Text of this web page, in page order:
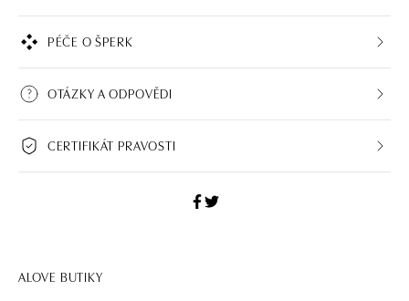
PÉČE O ŠPERK
OTÁZKY A ODPOVĚDI
CERTIFIKÁT PRAVOSTI
ALOVE BUTIKY